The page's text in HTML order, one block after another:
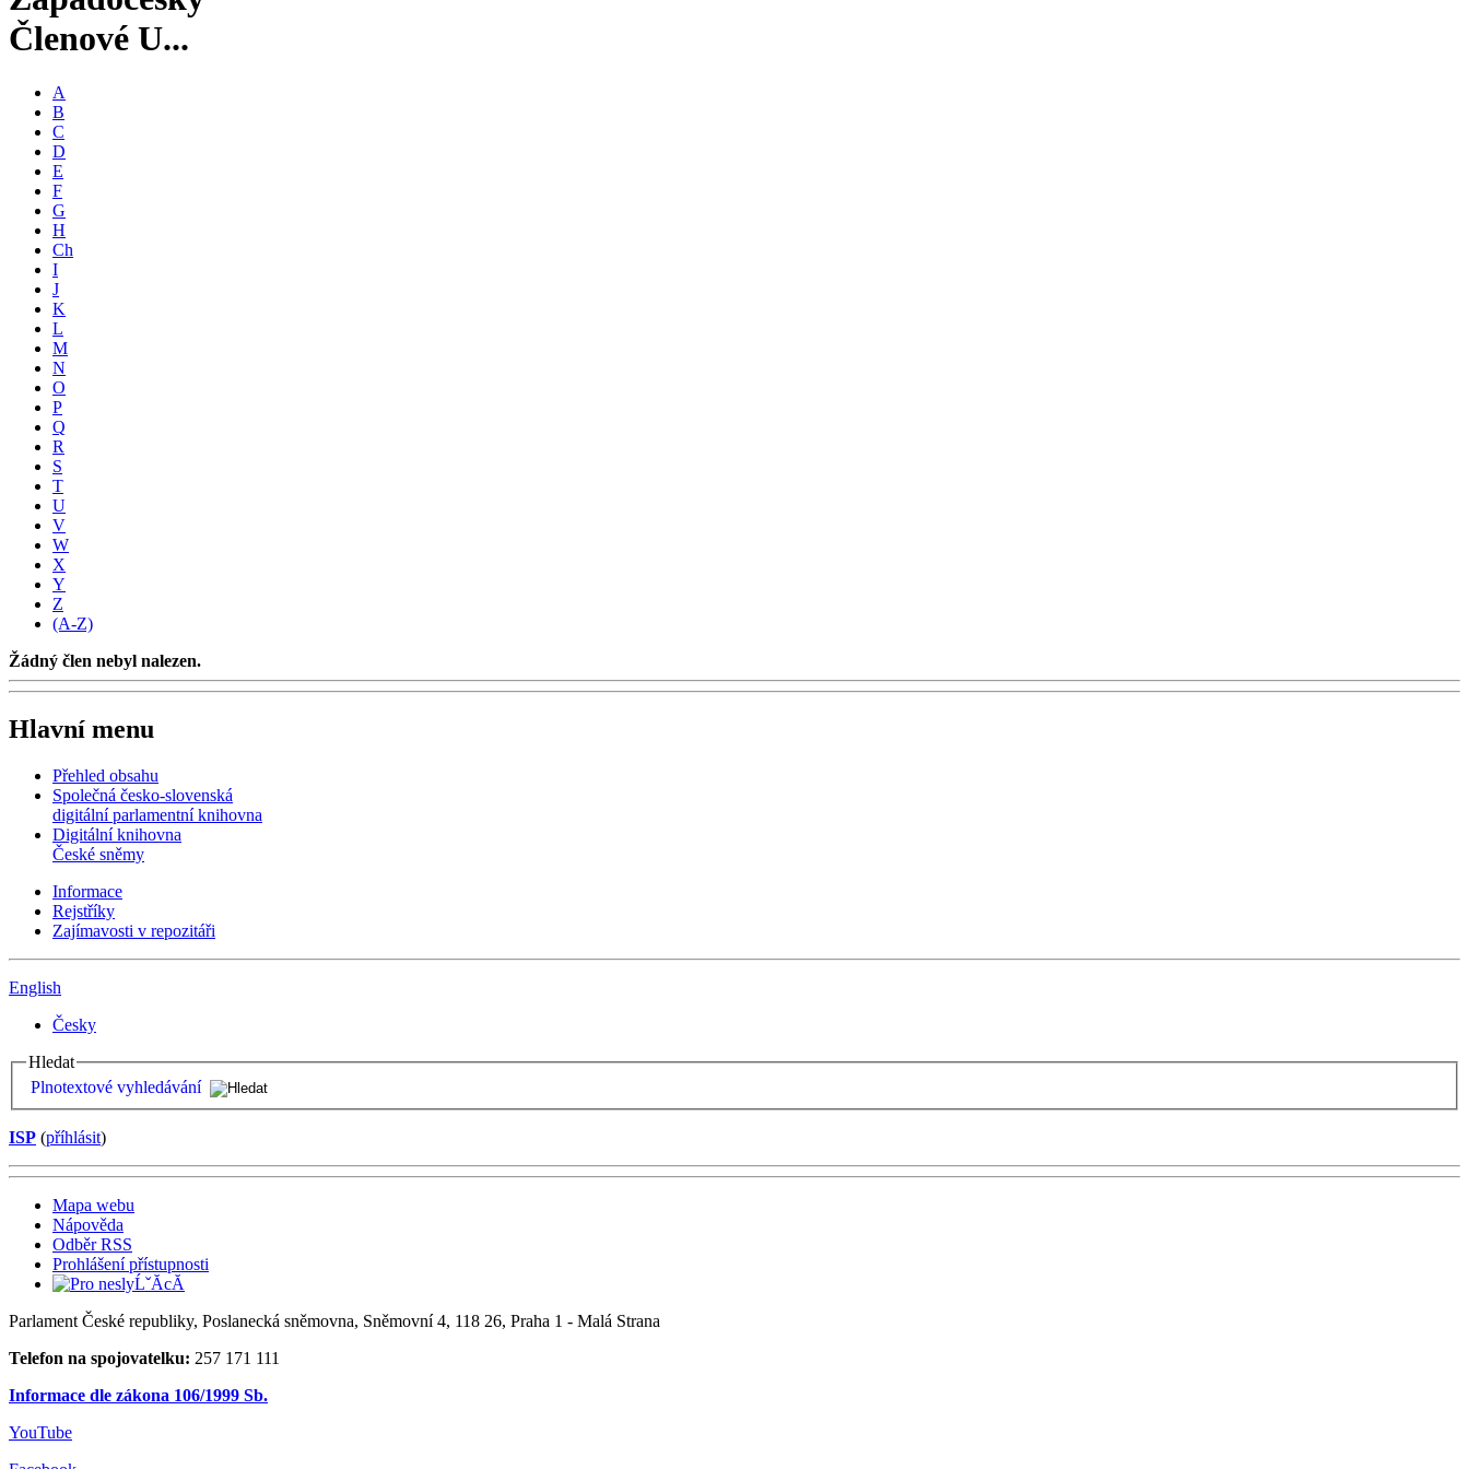
Členové U...
A
B
C
D
E
F
G
H
Ch
I
J
K
L
M
N
O
P
Q
R
S
T
U
V
W
X
Y
Z
(A-Z)
Žádný člen nebyl nalezen.
Hlavní menu
Přehled obsahu
Společná česko-slovenská
digitální parlamentní knihovna
Digitální knihovna
České sněmy
Informace
Rejstříky
Zajímavosti v repozitáři
English
Česky
Hledat
Plnotextové vyhledávání
ISP (příhlásit)
Mapa webu
Nápověda
Odběr RSS
Prohlášení přístupnosti
Parlament České republiky, Poslanecká sněmovna, Sněmovní 4, 118 26, Praha 1 - Malá Strana
Telefon na spojovatelku: 257 171 111
Informace dle zákona 106/1999 Sb.
YouTube